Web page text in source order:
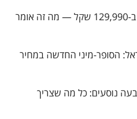
סיטרואן מוזילה: שלושה דגמים ב-129,990 שקל — מה זה אומר
הסופר-מיני החדשה במחיר
נוסעים: כל מה שצריך